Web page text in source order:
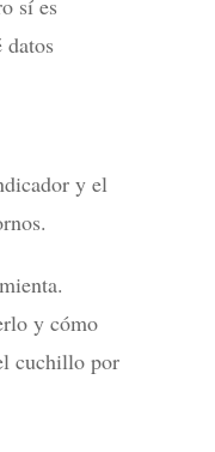
datos
y el
y cómo
cuchillo por